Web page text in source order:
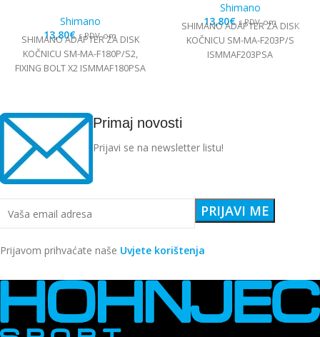
Shimano
13,80€ s PDV-om
SHIMANO ADAPTER ZA DISK
KOČNICU SM-MA-F180P/S2,
FIXING BOLT X2 ISMMAF180PSA
Shimano
13,80€ s PDV-om
SHIMANO ADAPTER ZA DISK
KOČNICU SM-MA-F203P/S
ISMMAF203PSA
Primaj novosti
Prijavi se na newsletter listu!
Prijavom prihvaćate naše Uvjete korištenja